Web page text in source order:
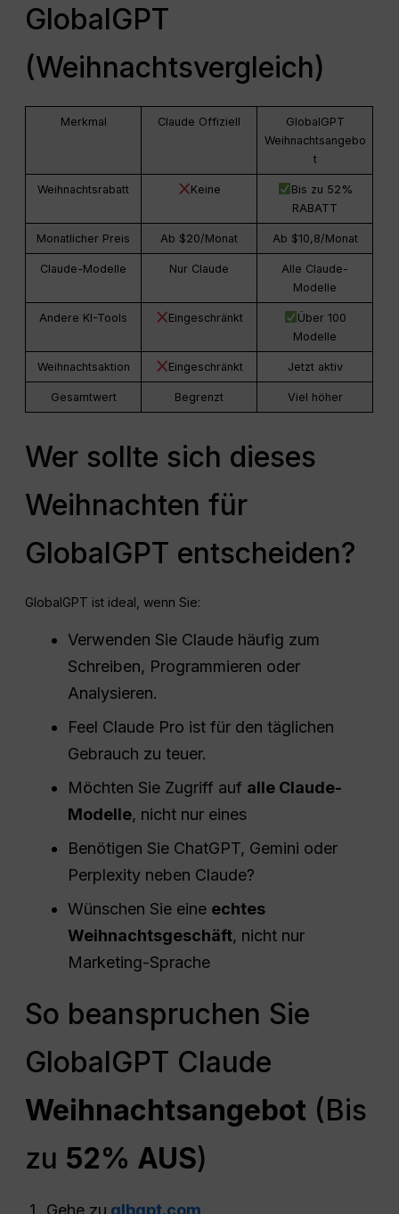
GlobalGPT
(Weihnachtsvergleich)
Merkmal Claude Offiziell
GlobalGPT
Weihnachtsangebo
t
Weihnachtsrabatt Keine
Bis zu 52%
RABATT
Monatlicher Preis Ab $20/Monat Ab $10,8/Monat
Claude-Modelle Nur Claude
Alle Claude-
Modelle
Andere KI-Tools Eingeschränkt
Über 100
Modelle
Weihnachtsaktion Eingeschränkt Jetzt aktiv
Gesamtwert Begrenzt Viel höher
Wer sollte sich dieses
Weihnachten für
GlobalGPT entscheiden?
GlobalGPT ist ideal, wenn Sie:
Verwenden Sie Claude häufig zum
Schreiben, Programmieren oder
Analysieren.
Feel Claude Pro ist für den täglichen
Gebrauch zu teuer.
Möchten Sie Zugriff auf alle Claude-
Modelle, nicht nur eines
Benötigen Sie ChatGPT, Gemini oder
Perplexity neben Claude?
Wünschen Sie eine echtes
Weihnachtsgeschäft, nicht nur
Marketing-Sprache
So beanspruchen Sie
GlobalGPT Claude
Weihnachtsangebot (Bis
zu 52% AUS)
Gehe zu glbgpt.com